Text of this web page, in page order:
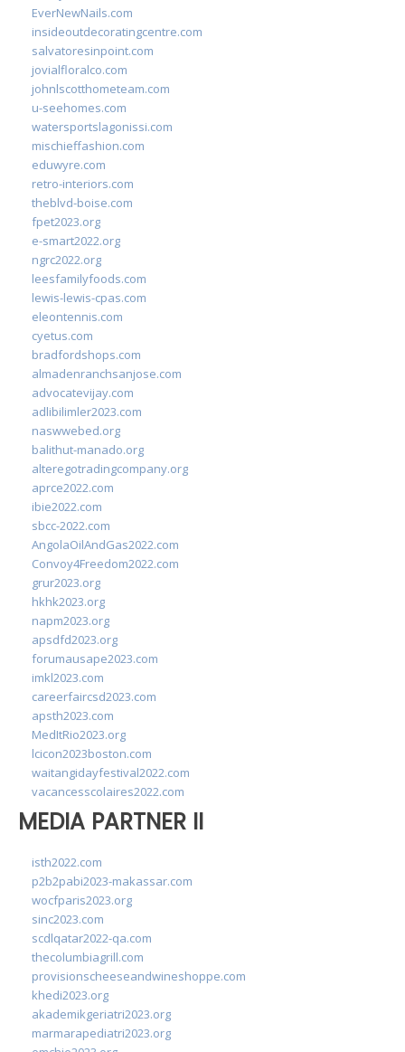
EverNewNails.com
insideoutdecoratingcentre.com
salvatoresinpoint.com
jovialfloralco.com
johnlscotthometeam.com
u-seehomes.com
watersportslagonissi.com
mischieffashion.com
eduwyre.com
retro-interiors.com
theblvd-boise.com
fpet2023.org
e-smart2022.org
ngrc2022.org
leesfamilyfoods.com
lewis-lewis-cpas.com
eleontennis.com
cyetus.com
bradfordshops.com
almadenranchsanjose.com
advocatevijay.com
adlibilimler2023.com
naswwebed.org
balithut-manado.org
alteregotradingcompany.org
aprce2022.com
ibie2022.com
sbcc-2022.com
AngolaOilAndGas2022.com
Convoy4Freedom2022.com
grur2023.org
hkhk2023.org
napm2023.org
apsdfd2023.org
forumausape2023.com
imkl2023.com
careerfaircsd2023.com
apsth2023.com
MedItRio2023.org
lcicon2023boston.com
waitangidayfestival2022.com
vacancesscolaires2022.com
MEDIA PARTNER II
isth2022.com
p2b2pabi2023-makassar.com
wocfparis2023.org
sinc2023.com
scdlqatar2022-qa.com
thecolumbiagrill.com
provisionscheeseandwineshoppe.com
khedi2023.org
akademikgeriatri2023.org
marmarapediatri2023.org